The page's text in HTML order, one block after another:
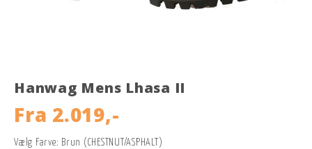
Hanwag Mens Lhasa II
Fra 2.019,-
Vælg Farve: Brun (CHESTNUT/ASPHALT)